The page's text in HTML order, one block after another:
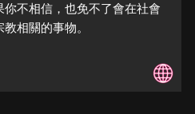
不相信，也免不了會在社會
相關的事物。